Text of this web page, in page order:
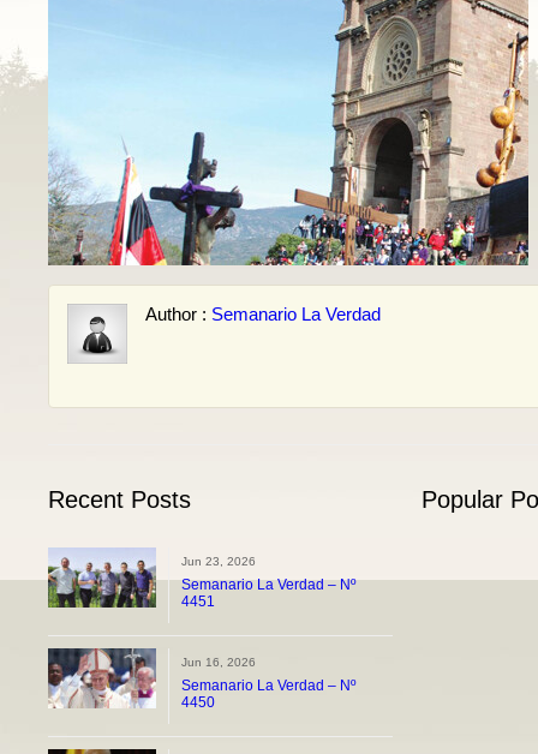
Author : Semanario La Verdad
Recent Posts
Jun 23, 2026
Semanario La Verdad – Nº
4451
Jun 16, 2026
Semanario La Verdad – Nº
4450
Popular